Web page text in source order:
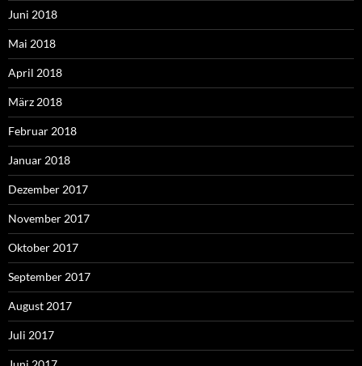
Juni 2018
Mai 2018
April 2018
März 2018
Februar 2018
Januar 2018
Dezember 2017
November 2017
Oktober 2017
September 2017
August 2017
Juli 2017